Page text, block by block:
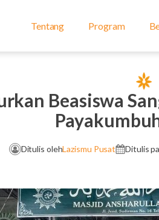
Tentang Program
Beasiswa
Ditulis olehLazismu Pusat Ditulis